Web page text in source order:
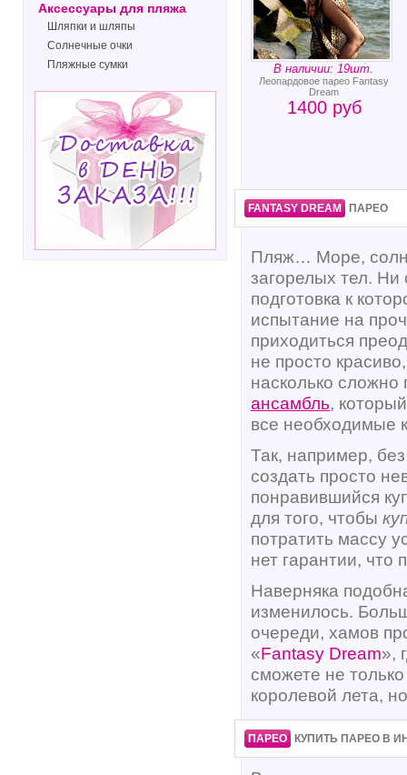
Аксессуары для пляжа
Шляпки и шляпы
Солнечные очки
Пляжные сумки
В наличии: 19шт.
Леопардовое парео Fantasy
Dream
1400 руб
FANTASY DREAM ПАРЕО
Пляж… Море,
загорелых тел. Ни
подготовка к
испытание на
приходиться
не просто
насколько
ансамбль,
все необходимые
Так, например,
создать просто
понравившийся
для того, чтобы
потратить массу
нет гарантии, что
Наверняка
изменилось.
очереди, хамов
«Fantasy Dream»,
сможете не
королевой лета,
· ·
ПАРЕО КУПИТЬ ПАРЕО В